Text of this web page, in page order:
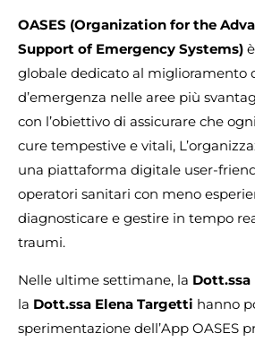
OASES (Organization for the
Support of Emergency Systems)
globale dedicato al miglioramento
d’emergenza nelle aree più
con l’obiettivo di assicurare che
cure tempestive e vitali,
una piattaforma digitale user-
operatori sanitari con meno
diagnosticare e gestire in tempo
traumi.
Nelle ultime settimane, la Dott.ssa
la Dott.ssa Elena Targetti hanno
sperimentazione dell’App OASES